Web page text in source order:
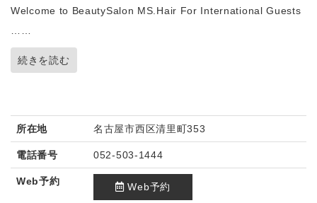
Welcome to BeautySalon MS.Hair For International Guests
続きを読む
所在地 名古屋市西区清里町353
電話番号 052-503-1444
Web予約 Web予約